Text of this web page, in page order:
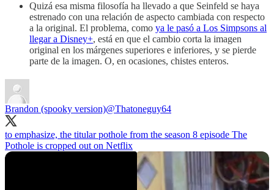
Quizá esa misma filosofía ha llevado a que Seinfeld se haya
estrenado con una relación de aspecto cambiada con respecto
a la original. El problema, como ya le pasó a Los Simpsons al
llegar a Disney+, está en que el cambio corta la imagen
original en los márgenes superiores e inferiores, y se pierde
parte de la imagen. O, en ocasiones, chistes enteros.
Brandon (spooky version)@Thatoneguy64
to emphasize, the titular pothole from the season 8 episode The
Pothole is cropped out on Netflix